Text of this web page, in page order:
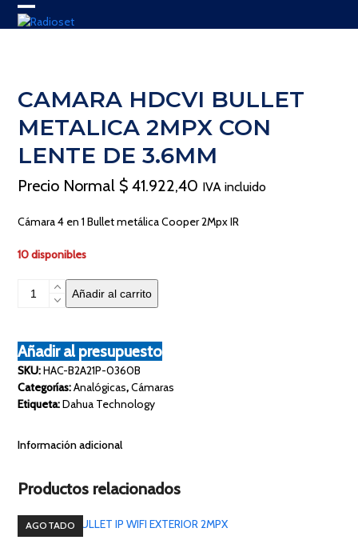
Skip
Open
Close
CAMARA HDCVI BULLET
METALICA 2MPX CON
LENTE DE 3.6MM
Precio Normal $ 41.922,40 IVA incluido
Cámara 4 en 1 Bullet metálica Cooper 2Mpx IR
10 disponibles
CAMARA
2MPX
CON
LENTE
DE
cantidad
Añadir al carrito
Añadir al presupuesto
SKU:HAC-B2A21P-0360B
Categorías:Analógicas,Cámaras
Etiqueta:Dahua Technology
Información adicional
Productos relacionados
AGOTADO